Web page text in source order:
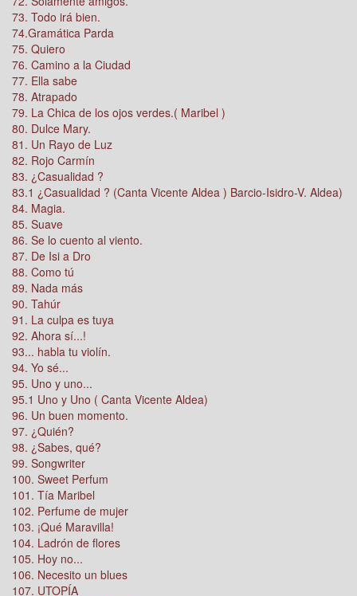
73. Todo irá bien.
74.Gramática Parda
75. Quiero
76. Camino a la Ciudad
77. Ella sabe
78. Atrapado
79. La Chica de los ojos verdes.( Maribel )
80. Dulce Mary.
81. Un Rayo de Luz
82. Rojo Carmín
83. ¿Casualidad ?
83.1 ¿Casualidad ? (Canta Vicente Aldea ) Barcio-Isidro-V. Aldea)
84. Magia.
85. Suave
86. Se lo cuento al viento.
87. De Isi a Dro
88. Como tú
89. Nada más
90. Tahúr
91. La culpa es tuya
92. Ahora sí...!
93... habla tu violín.
94. Yo sé...
95. Uno y uno...
95.1 Uno y Uno ( Canta Vicente Aldea)
96. Un buen momento.
97. ¿Quién?
98. ¿Sabes, qué?
99. Songwriter
100. Sweet Perfum
101. Tía Maribel
102. Perfume de mujer
103. ¡Qué Maravilla!
104. Ladrón de flores
105. Hoy no...
106. Necesito un blues
107. UTOPÍA